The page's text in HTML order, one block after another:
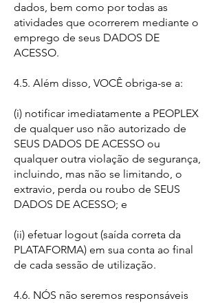
dados, bem como por todas as
atividades que ocorrerem mediante o
emprego de seus DADOS DE
ACESSO.
4.5. Além disso, VOCÊ obriga-se a:
(i) notificar imediatamente a PEOPLEX
de qualquer uso não autorizado de
SEUS DADOS DE ACESSO ou
qualquer outra violação de segurança,
incluindo, mas não se limitando, o
extravio, perda ou roubo de SEUS
DADOS DE ACESSO; e
(ii) efetuar logout (saída correta da
PLATAFORMA) em sua conta ao final
de cada sessão de utilização.
4.6. NÓS não seremos responsáveis